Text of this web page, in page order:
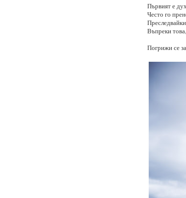
Първият е
Често го
Въпреки
Погрижи се